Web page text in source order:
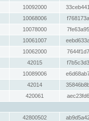
10092000
10068006
10078000
10061007
10062000
42015
10089006
42014
420061
42800502